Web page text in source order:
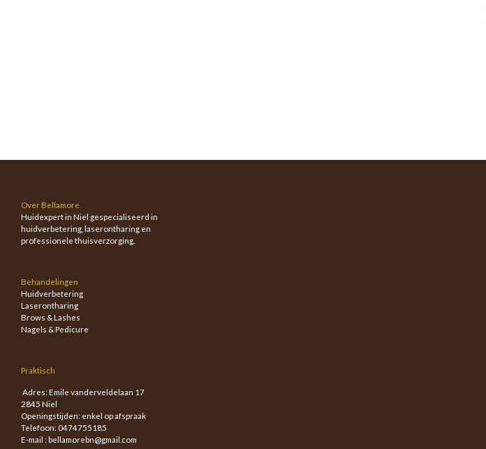
Over Bellamore
Huidexpert in Niel gespecialiseerd in
huidverbetering, laserontharing en
professionele thuisverzorging.
Behandelingen
Huidverbetering
Laserontharing
Brows & Lashes
Nagels & Pedicure
Praktisch
Adres: Emile vanderveldelaan 17
2845 Niel
Openingstijden: enkel op afspraak
Telefoon: 0474755185
E-mail : bellamorebn@gmail.com